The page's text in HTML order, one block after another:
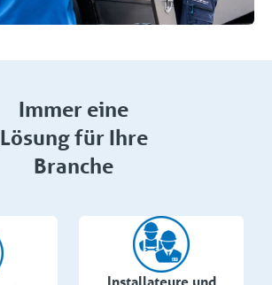
Immer eine
Lösung für Ihre
Branche
Installateure und